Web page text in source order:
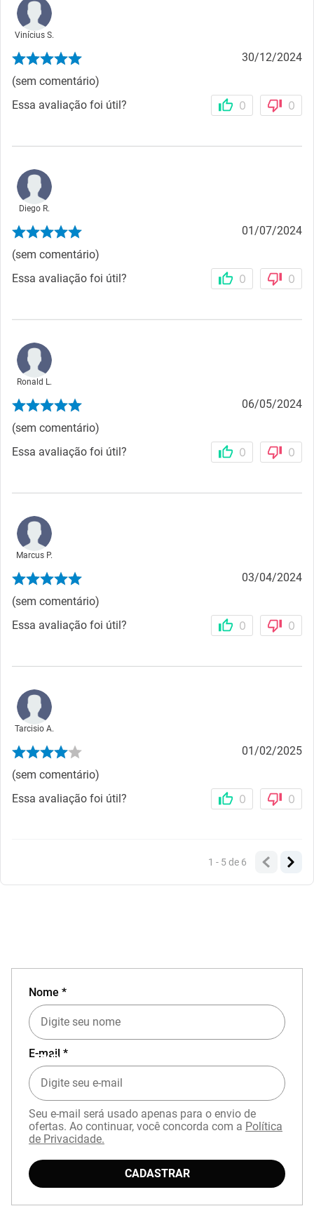
Vinícius S.
30/12/2024
(sem comentário)
Essa avaliação foi útil?
0 0
Diego R.
01/07/2024
(sem comentário)
Essa avaliação foi útil?
0 0
Ronald L.
06/05/2024
(sem comentário)
Essa avaliação foi útil?
0 0
Marcus P.
03/04/2024
(sem comentário)
Essa avaliação foi útil?
0 0
Tarcisio A.
01/02/2025
(sem comentário)
Essa avaliação foi útil?
0 0
1 - 5de 6
EXPERIÊNCIA MIZUNO NO APP
Nome *
E-mail *
Seu e-mail será usado apenas para o envio de
ofertas. Ao continuar, você concorda com a Política
de Privacidade.
CADASTRAR